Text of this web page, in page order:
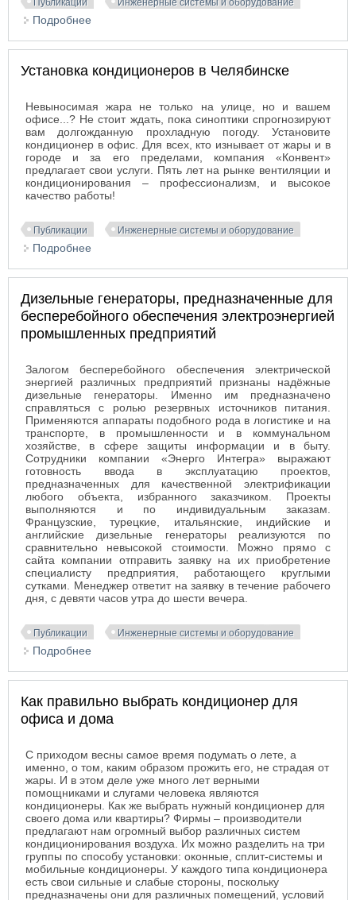
Публикации Инженерные системы и оборудование
Подробнее
Установка кондиционеров в Челябинске
Невыносимая жара не только на улице, но и вашем
офисе...? Не стоит ждать, пока синоптики спрогнозируют
вам долгожданную прохладную погоду. Установите
кондиционер в офис. Для всех, кто изнывает от жары и в
городе и за его пределами, компания «Конвент»
предлагает свои услуги. Пять лет на рынке вентиляции и
кондиционирования – профессионализм, и высокое
качество работы!
Публикации Инженерные системы и оборудование
Подробнее
Дизельные генераторы, предназначенные для
бесперебойного обеспечения электроэнергией
промышленных предприятий
Залогом бесперебойного обеспечения электрической
энергией различных предприятий признаны надёжные
дизельные генераторы. Именно им предназначено
справляться с ролью резервных источников питания.
Применяются аппараты подобного рода в логистике и на
транспорте, в промышленности и в коммунальном
хозяйстве, в сфере защиты информации и в быту.
Сотрудники компании «Энерго Интегра» выражают
готовность ввода в эксплуатацию проектов,
предназначенных для качественной электрификации
любого объекта, избранного заказчиком. Проекты
выполняются и по индивидуальным заказам.
Французские, турецкие, итальянские, индийские и
английские дизельные генераторы реализуются по
сравнительно невысокой стоимости. Можно прямо с
сайта компании отправить заявку на их приобретение
специалисту предприятия, работающего круглыми
сутками. Менеджер ответит на заявку в течение рабочего
дня, с девяти часов утра до шести вечера.
Публикации Инженерные системы и оборудование
Подробнее
Как правильно выбрать кондиционер для
офиса и дома
С приходом весны самое время подумать о лете, а
именно, о том, каким образом прожить его, не страдая от
жары. И в этом деле уже много лет верными
помощниками и слугами человека являются
кондиционеры. Как же выбрать нужный кондиционер для
своего дома или квартиры? Фирмы – производители
предлагают нам огромный выбор различных систем
кондиционирования воздуха. Их можно разделить на три
группы по способу установки: оконные, сплит-системы и
мобильные кондиционеры. У каждого типа кондиционера
есть свои сильные и слабые стороны, поскольку
предназначены они для различных помещений, условий